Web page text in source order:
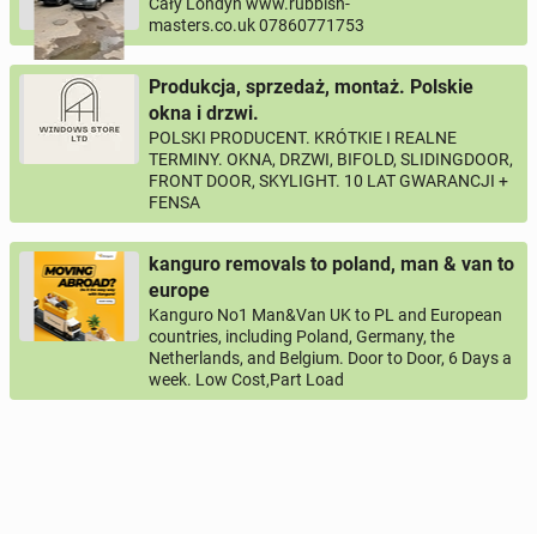
masters.co.uk 07860771753
Produkcja, sprzedaż, montaż. Polskie
okna i drzwi.
POLSKI PRODUCENT. KRÓTKIE I REALNE
TERMINY. OKNA, DRZWI, BIFOLD, SLIDINGDOOR,
FRONT DOOR, SKYLIGHT. 10 LAT GWARANCJI +
FENSA
kanguro removals to poland, man & van to
europe
Kanguro No1 Man&Van UK to PL and European
countries, including Poland, Germany, the
Netherlands, and Belgium. Door to Door, 6 Days a
week. Low Cost,Part Load